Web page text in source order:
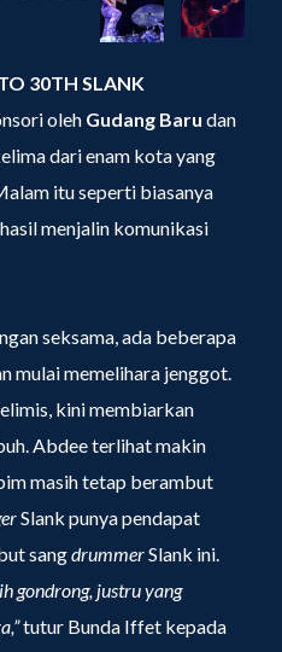
30TH SLANK
oleh Gudang Baru dan
dari enam kota yang
itu seperti biasanya
menjalin komunikasi
seksama, ada beberapa
mulai memelihara jenggot.
kini membiarkan
Abdee terlihat makin
masih tetap berambut
Slank punya pendapat
sangdrummerSlank ini.
gondrong, justru yang
tutur Bunda Iffet kepada